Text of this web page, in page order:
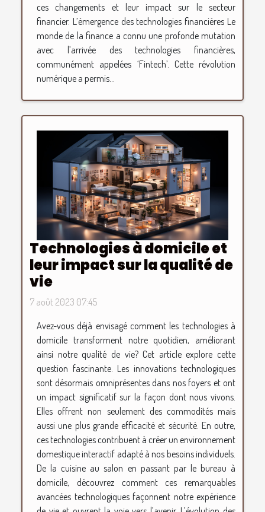
ces changements et leur impact sur le secteur
financier. L’émergence des technologies financières Le
monde de la finance a connu une profonde mutation
avec l’arrivée des technologies financières,
communément appelées ‘Fintech’. Cette révolution
numérique a permis...
Technologies à domicile et
leur impact sur la qualité de
vie
7 août 2023 07:45
Avez-vous déjà envisagé comment les technologies à
domicile transforment notre quotidien, améliorant
ainsi notre qualité de vie? Cet article explore cette
question fascinante. Les innovations technologiques
sont désormais omniprésentes dans nos foyers et ont
un impact significatif sur la façon dont nous vivons.
Elles offrent non seulement des commodités mais
aussi une plus grande efficacité et sécurité. En outre,
ces technologies contribuent à créer un environnement
domestique interactif adapté à nos besoins individuels.
De la cuisine au salon en passant par le bureau à
domicile, découvrez comment ces remarquables
avancées technologiques façonnent notre expérience